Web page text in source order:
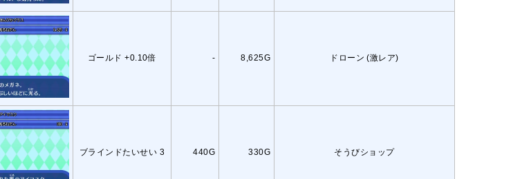
ゴールド +0.10倍 - 8,625G ドローン (激レア)
ブラインドたいせい 3 440G 330G そうびショップ